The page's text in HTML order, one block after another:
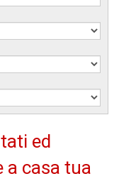
ed
a casa tua